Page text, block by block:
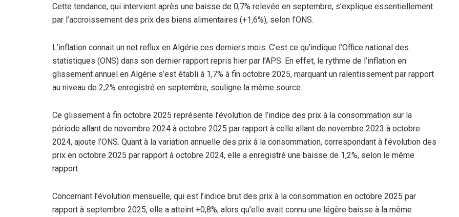
Cette tendance, qui intervient après une baisse de 0,7% relevée en septembre, s’explique essentiellement
par l’accroissement des prix des biens alimentaires (+1,6%), selon l’ONS.
L’inflation connait un net reflux en Algérie ces derniers mois. C’est ce qu’indique l’Office national des
statistiques (ONS) dans son dernier rapport repris hier par l’APS. En effet, le rythme de l’inflation en
glissement annuel en Algérie s’est établi à 1,7% à fin octobre 2025, marquant un ralentissement par rapport
au niveau de 2,2% enregistré en septembre, souligne la même source.
Ce glissement à fin octobre 2025 représente l’évolution de l’indice des prix à la consommation sur la
période allant de novembre 2024 à octobre 2025 par rapport à celle allant de novembre 2023 à octobre
2024, ajoute l’ONS. Quant à la variation annuelle des prix à la consommation, correspondant à l’évolution des
prix en octobre 2025 par rapport à octobre 2024, elle a enregistré une baisse de 1,2%, selon le même
rapport.
Concernant l’évolution mensuelle, qui est l’indice brut des prix à la consommation en octobre 2025 par
rapport à septembre 2025, elle a atteint +0,8%, alors qu’elle avait connu une légère baisse à la même